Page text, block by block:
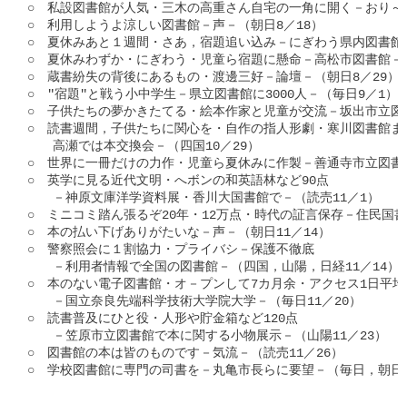
○　私設図書館が人気・三木の高重さん自宅の一角に開く－おり
○　利用しようよ涼しい図書館－声－（朝日8／18）
○　夏休みあと１週間・さあ，宿題追い込み－にぎわう県内図書
○　夏休みわずか・にぎわう・児童ら宿題に懸命－高松市図書館
○　蔵書紛失の背後にあるもの・渡邊三好－論壇－（朝日8／29）
○　"宿題"と戦う小中学生－県立図書館に3000人－（毎日9／1）
○　子供たちの夢かきたてる・絵本作家と児童が交流－坂出市立
○　読書週間，子供たちに関心を・自作の指人形劇・寒川図書館
高瀬では本交換会－（四国10／29）
○　世界に一冊だけの力作・児童ら夏休みに作製－善通寺市立図
○　英学に見る近代文明・へボンの和英語林など90点
－神原文庫洋学資料展・香川大国書館で－（読売11／1）
○　ミニコミ踏ん張るぞ20年・12万点・時代の証言保存－住民国
○　本の払い下げありがたいな－声－（朝日11／14）
○　警察照会に１割協力・プライバシ－保護不徹底
－利用者情報で全国の図書館－（四国，山陽，日経11／14）
○　本のない電子図書館・オ－プンして7カ月余・アクセス1日平
－国立奈良先端科学技術大学院大学－（毎日11／20）
○　読書普及にひと役・人形や貯金箱など120点
－笠原市立図書館で本に関する小物展示－（山陽11／23）
○　図書館の本は皆のものです－気流－（読売11／26）
○　学校図書館に専門の司書を－丸亀市長らに要望－（毎日，朝